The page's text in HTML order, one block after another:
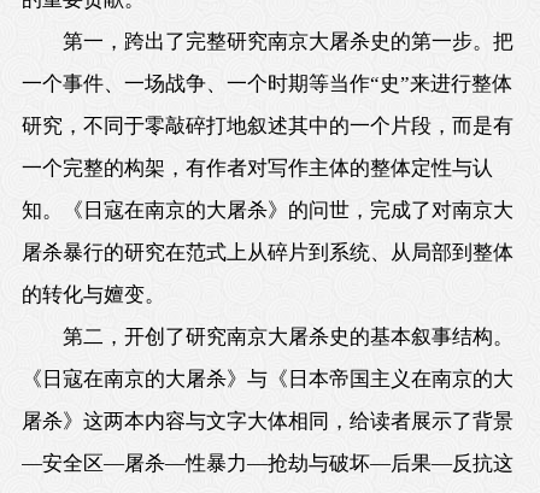
第一，跨出了完整研究南京大屠杀史的第一步。把
一个事件、一场战争、一个时期等当作“史”来进行整体
研究，不同于零敲碎打地叙述其中的一个片段，而是有
一个完整的构架，有作者对写作主体的整体定性与认
知。《日寇在南京的大屠杀》的问世，完成了对南京大
屠杀暴行的研究在范式上从碎片到系统、从局部到整体
的转化与嬗变。
第二，开创了研究南京大屠杀史的基本叙事结构。
《日寇在南京的大屠杀》与《日本帝国主义在南京的大
屠杀》这两本内容与文字大体相同，给读者展示了背景
—安全区—屠杀—性暴力—抢劫与破坏—后果—反抗这